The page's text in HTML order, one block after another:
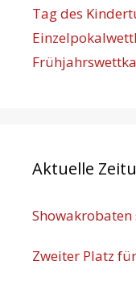
Tag des
Aktuelle
Zweiter Platz